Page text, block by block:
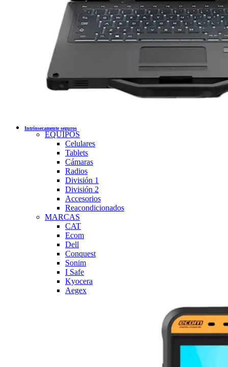
Intrínsecamente seguros
EQUIPOS
Celulares
Tablets
Cámaras
Radios
División 1
División 2
Accesorios
Reacondicionados
MARCAS
CAT
Ecom
Dell
Conquest
Sonim
I Safe
Kyocera
Aegex